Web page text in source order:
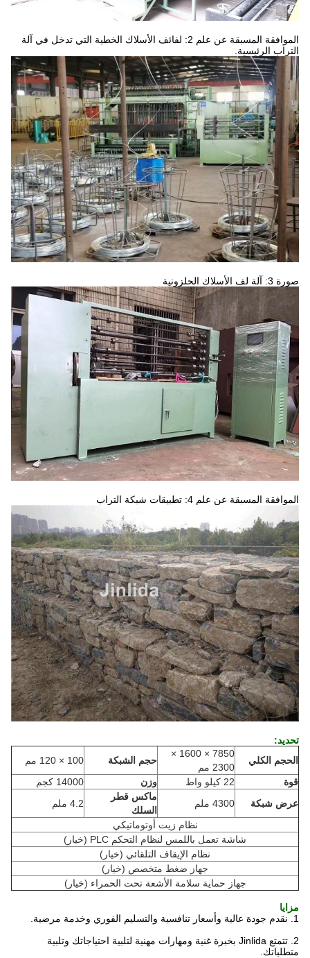
الموافقة المسبقة عن علم 2: لفائف الأسلاك الخطية التي تدخل في آلة
التراب الرئيسية.
صورة 3: آلة لف الأسلاك الحلزونية
الموافقة المسبقة عن علم 4: تطبيقات شبكة التراب
تحديد:
الحجم الكلي
7850 × 1600 ×
2300 مم
حجم الشبكة
100 × 120 مم
قوة
22 كيلو واط وزن
14000 كجم
عرض شبكة
4300 ملم
ماكس قطر
السلك
4.2 ملم
نظام زيت أوتوماتيكي
شاشة تعمل باللمس لنظام التحكم PLC (خيار)
نظام الإيقاف التلقائي (خيار)
جهاز ضغط متخصص (خيار)
جهاز حماية سلامة الأشعة تحت الحمراء (خيار)
مزايا
2. تتمتع Jinlida بخبرة غنية ومهارات مهنية لتلبية احتياجاتك وتلبية
متطلباتك.